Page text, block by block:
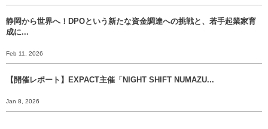
静岡から世界へ！DPOという新たな資金調達への挑戦と、若手起業家育
成に...
Feb 11, 2026
【開催レポート】EXPACT主催「NIGHT SHIFT NUMAZU...
Jan 8, 2026